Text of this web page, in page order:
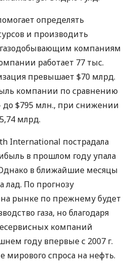
определять
и производить
компаниям
работает 77 тыс.
превышает $70 млрд.
компании по сравнению
- до $795 млн., при снижении
млрд.
International пострадала
в прошлом году упала
в ближайшие месяцы
По прогнозу
на рынке по прежнему будет
газа, но благодаря
компаний
году впервые с 2007 г.
мирового спроса на нефть.